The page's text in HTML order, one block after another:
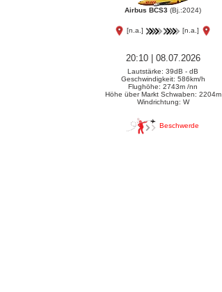
Airbus BCS3 (Bj.:2024)
[n.a.] [n.a.]
20:10 | 08.07.2026
Lautstärke: 39dB - dB
Geschwindigkeit: 586km/h
Flughöhe: 2743m /nn
Höhe über Markt Schwaben: 2204m
Windrichtung: W
Beschwerde